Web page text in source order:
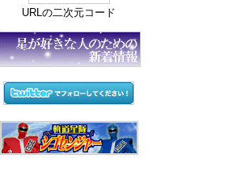
URLの二次元コード